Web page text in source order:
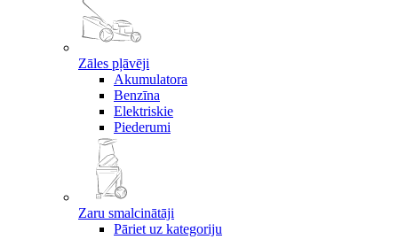
Zāles pļāvēji
Akumulatora
Benzīna
Elektriskie
Piederumi
Zaru smalcinātāji
Pāriet uz kategoriju